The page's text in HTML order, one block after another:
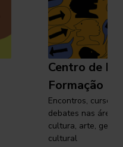
Centro de
Formação
Encontros, cursos,
debates nas áreas
cultura, arte,
cultural